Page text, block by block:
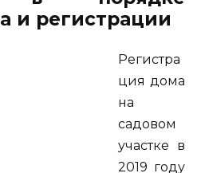
и регистрации
Регистра
ция дома
на
садовом
участке в
2019 году